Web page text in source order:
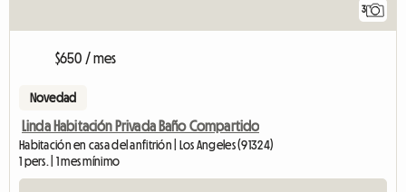
3
$650 / mes
Novedad
Linda Habitación Privada Baño Compartido
Habitación en casa del anfitrión | Los Angeles (91324)
1 pers. | 1 mes mínimo